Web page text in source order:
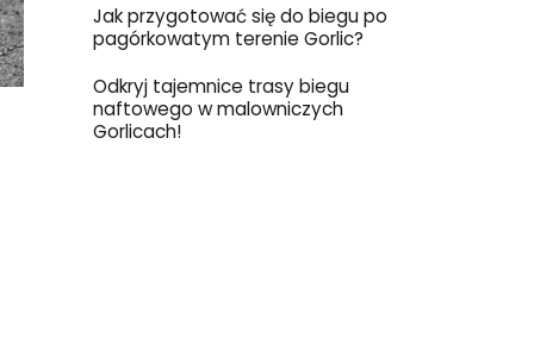
Jak przygotować się do biegu po
pagórkowatym terenie Gorlic?
Odkryj tajemnice trasy biegu
naftowego w malowniczych
Gorlicach!